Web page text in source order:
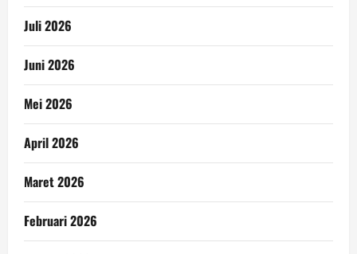
Juli 2026
Juni 2026
Mei 2026
April 2026
Maret 2026
Februari 2026